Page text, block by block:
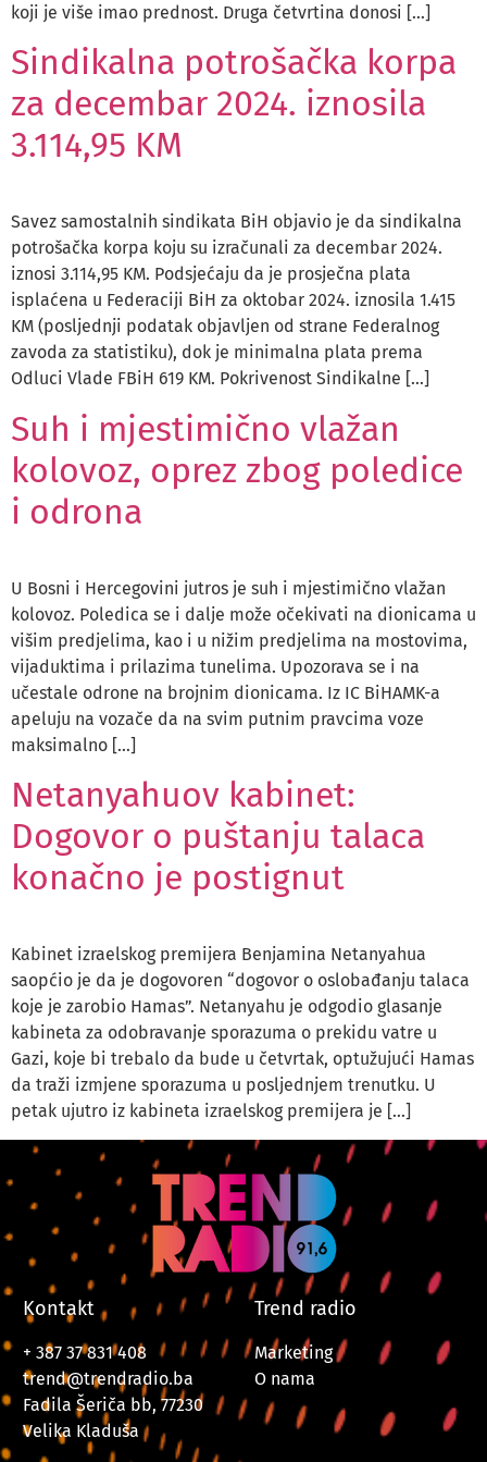
koji je više imao prednost. Druga četvrtina donosi […]
Sindikalna potrošačka korpa
za decembar 2024. iznosila
3.114,95 KM
Savez samostalnih sindikata BiH objavio je da sindikalna
potrošačka korpa koju su izračunali za decembar 2024.
iznosi 3.114,95 KM. Podsjećaju da je prosječna plata
isplaćena u Federaciji BiH za oktobar 2024. iznosila 1.415
KM (posljednji podatak objavljen od strane Federalnog
zavoda za statistiku), dok je minimalna plata prema
Odluci Vlade FBiH 619 KM. Pokrivenost Sindikalne […]
Suh i mjestimično vlažan
kolovoz, oprez zbog poledice
i odrona
U Bosni i Hercegovini jutros je suh i mjestimično vlažan
kolovoz. Poledica se i dalje može očekivati na dionicama u
višim predjelima, kao i u nižim predjelima na mostovima,
vijaduktima i prilazima tunelima. Upozorava se i na
učestale odrone na brojnim dionicama. Iz IC BiHAMK-a
apeluju na vozače da na svim putnim pravcima voze
maksimalno […]
Netanyahuov kabinet:
Dogovor o puštanju talaca
konačno je postignut
Kabinet izraelskog premijera Benjamina Netanyahua
saopćio je da je dogovoren “dogovor o oslobađanju talaca
koje je zarobio Hamas”. Netanyahu je odgodio glasanje
kabineta za odobravanje sporazuma o prekidu vatre u
Gazi, koje bi trebalo da bude u četvrtak, optužujući Hamas
da traži izmjene sporazuma u posljednjem trenutku. U
petak ujutro iz kabineta izraelskog premijera je […]
Kontakt
+ 387 37 831 408
trend@trendradio.ba
Fadila Šeriča bb, 77230
Velika Kladuša
Trend radio
Marketing
O nama